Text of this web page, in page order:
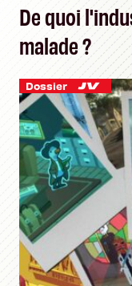
De quoi
malade ?
Dossier